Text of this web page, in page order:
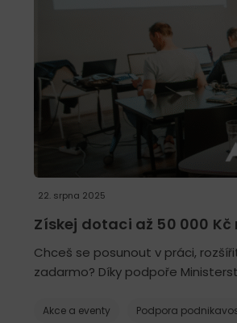
22. srpna 2025
Získej dotaci až 50 000
Chceš se posunout v práci,
zadarmo? Díky podpoře
Akce a eventy Podpora